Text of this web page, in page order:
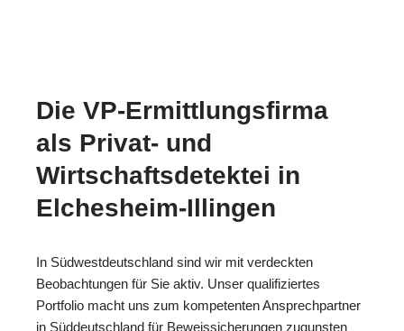
Die VP-Ermittlungsfirma
als Privat- und
Wirtschaftsdetektei in
Elchesheim-Illingen
In Südwestdeutschland sind wir mit verdeckten
Beobachtungen für Sie aktiv. Unser qualifiziertes
Portfolio macht uns zum kompetenten Ansprechpartner
in Süddeutschland für Beweissicherungen zugunsten